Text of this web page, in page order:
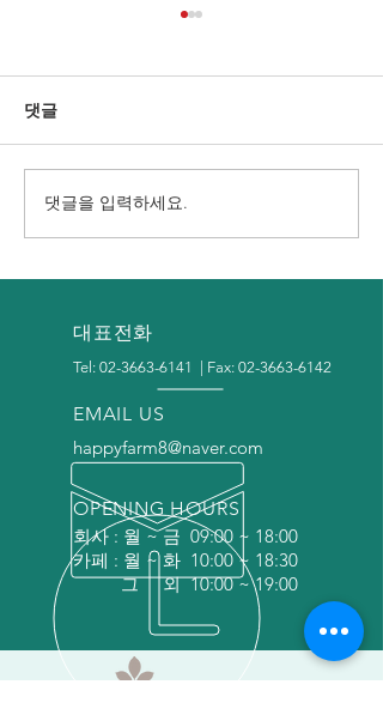
"미래를 키우는 바이오팜"
인천 고잔고등학교 스마트
댓글
댓글을 입력하세요.
대표전화
Tel: 02-3663-6141 | Fax: 02-3663-6142
EMAIL US
happyfarm8@naver.com
OPENING HOURS
회사 : 월 ~ 금 09:00 ~ 18:00
카페 : 월 ~ 화 10:00 ~ 18:30
그 외 10:00 ~ 19:00